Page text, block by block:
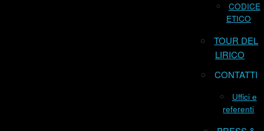
CODICE
ETICO
TOUR DEL
LIRICO
CONTATTI
Uffici e
referenti